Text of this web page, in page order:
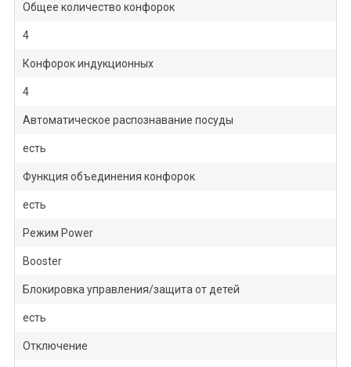
Общее количество конфорок
4
Конфорок индукционных
4
Автоматическое распознавание посуды
есть
Функция объединения конфорок
есть
Режим Power
Booster
Блокировка управления/защита от детей
есть
Отключение